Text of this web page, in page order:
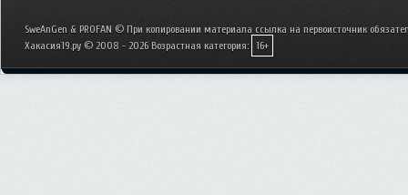
SweAnGen & PROFAN © При копировании материала ссылка на первоисточник
Хакасия19.ру © 2008 - 2026 Возрастная категория: 16+